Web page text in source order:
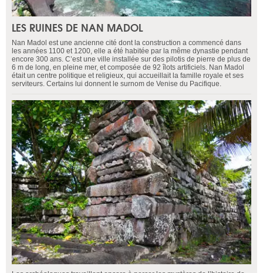
LES RUINES DE NAN MADOL
Nan Madol est une ancienne cité dont la construction a commencé dans
les années 1100 et 1200, elle a été habitée par la même dynastie pendant
encore 300 ans. C’est une ville installée sur des pilotis de pierre de plus de
6 m de long, en pleine mer, et composée de 92 îlots artificiels. Nan Madol
était un centre politique et religieux, qui accueillait la famille royale et ses
serviteurs. Certains lui donnent le surnom de Venise du Pacifique.